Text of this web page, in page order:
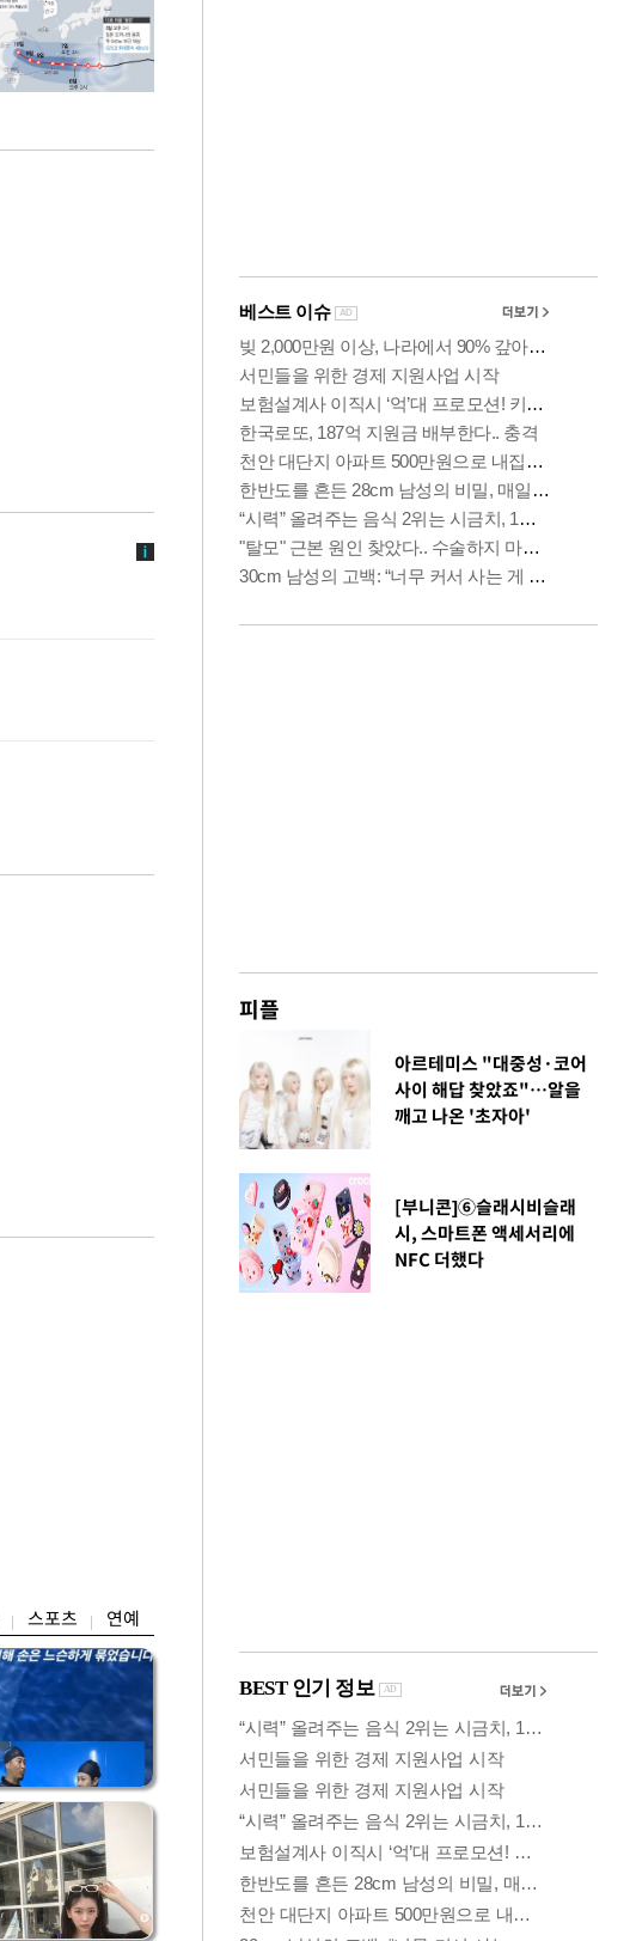
스포츠 연예
피플
아르테미스 "대중성·코어
사이 해답 찾았죠"…알을
깨고 나온 '초자아'
[부니콘]⑥슬래시비슬래
시, 스마트폰 액세서리에
NFC 더했다